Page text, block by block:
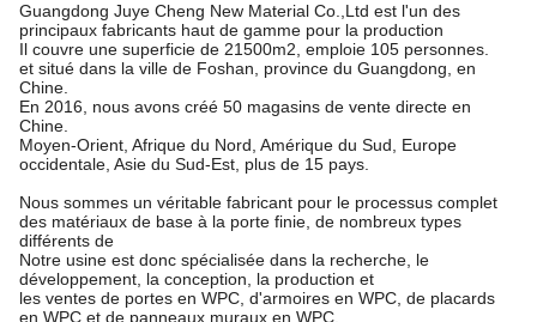
Guangdong Juye Cheng New Material Co.,Ltd est l'un des
principaux fabricants haut de gamme pour la production
Il couvre une superficie de 21500m2, emploie 105 personnes.
et situé dans la ville de Foshan, province du Guangdong, en
Chine.
En 2016, nous avons créé 50 magasins de vente directe en
Chine.
Moyen-Orient, Afrique du Nord, Amérique du Sud, Europe
occidentale, Asie du Sud-Est, plus de 15 pays.
Nous sommes un véritable fabricant pour le processus complet
des matériaux de base à la porte finie, de nombreux types
différents de
Notre usine est donc spécialisée dans la recherche, le
développement, la conception, la production et
les ventes de portes en WPC, d'armoires en WPC, de placards
en WPC et de panneaux muraux en WPC.